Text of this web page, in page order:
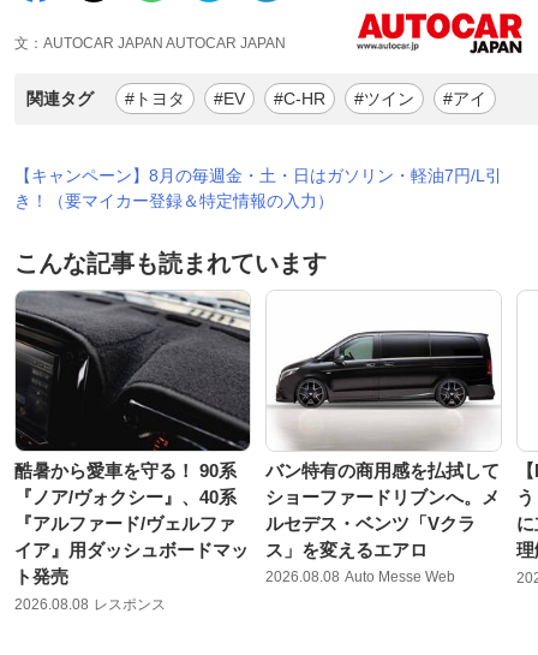
文：AUTOCAR JAPAN AUTOCAR JAPAN
関連タグ #トヨタ #EV #C-HR #ツイン #アイ
【キャンペーン】8月の毎週金・土・日はガソリン・軽油7円/L引
き！（要マイカー登録＆特定情報の入力）
こんな記事も読まれています
酷暑から愛車を守る！ 90系
『ノア/ヴォクシー』、40系
『アルファード/ヴェルファ
イア』用ダッシュボードマッ
ト発売
2026.08.08 レスポンス
バン特有の商用感を払拭して
ショーファードリブンへ。メ
ルセデス・ベンツ「Vクラ
ス」を変えるエアロ
2026.08.08 Auto Messe Web
理